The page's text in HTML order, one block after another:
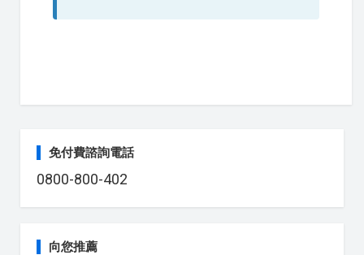
免付費諮詢電話
0800-800-402
向您推薦